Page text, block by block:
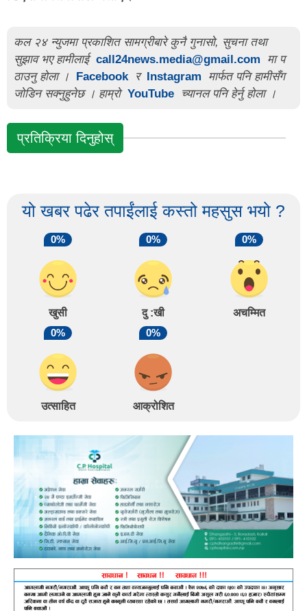
कल २४ न्युजमा प्रकाशित सामग्रीबारे कुनै गुनासो, सुचना तथा
सुझाव भए हामीलाई call24news.media@gmail.com
मा प
ठाउनु होला ।
Facebook र Instagram
मार्फत पनि हामीसँग
जोडिन सक्नुहुनेछ । हाम्रो YouTube च्यानल पनि हेर्नु होला ।
प्रतिक्रिया दिनुहोस्
यो खबर पढेर तपाईंलाई कस्तो महसुस भयो ?
0%
खुसी
0%
दु :खी
0%
अचम्मित
0%
उत्साहित
0%
आक्रोशित